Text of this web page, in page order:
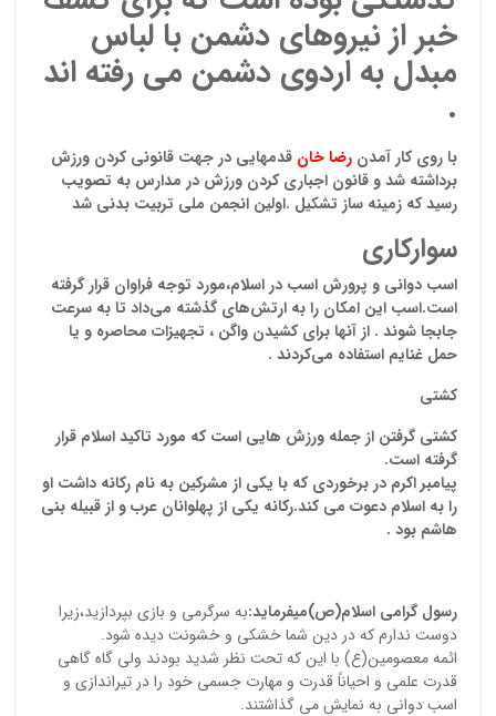
خبر از نیروهای دشمن با لباس
مبدل به اردوی دشمن می رفته اند
.
با روی کار آمدن رضا خان قدمهایی در جهت قانونی کردن ورزش
برداشته شد و قانون اجباری کردن ورزش در مدارس به تصویب
رسید که زمینه ساز تشکیل .اولین انجمن ملی تربیت بدنی شد
سوارکاری
اسب دوانی و پرورش اسب در اسلام،مورد توجه فراوان قرار گرفته
است.اسب اين امكان را به ارتش‌هاي گذشته مي‌داد تا به سرعت
جابجا شوند . از آنها براي كشيدن واگن ، تجهيزات محاصره و يا
حمل غنايم استفاده مي‌كردند .
کشتی
کشتی گرفتن از جمله ورزش هایی است که مورد تاکید اسلام قرار
گرفته است.
پیامبر اکرم در برخوردی که با یکی از مشرکین به نام رکانه داشت او
را به اسلام دعوت می کند.رکانه یکی از پهلوانان عرب و از قبیله بنی
هاشم بود .
رسول گرامى اسلام(ص)میفرمايد:به سرگرمى و بازى بپردازيد،زيرا
دوست ندارم كه در دين شما خشكى و خشونت ديده شود.
ائمه معصومين(ع) با اين كه تحت نظر شديد بودند ولى گاه گاهى
قدرت علمى و احياناً قدرت و مهارت جسمى خود را در تيراندازى و
اسب دوانى به نمايش مى گذاشتند.